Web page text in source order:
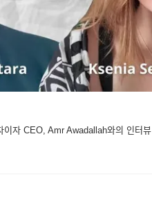
CEO, Amr Awadallah와의 인터뷰